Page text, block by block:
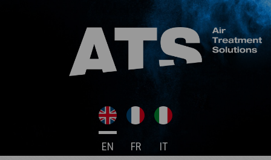
EN FR IT